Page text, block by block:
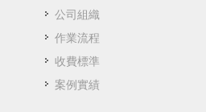
公司組織
作業流程
收費標準
案例實績